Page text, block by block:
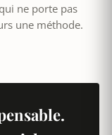
ne porte pas
une méthode.